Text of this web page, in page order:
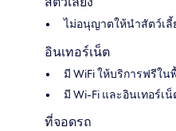
ไม่อนุญาตให้นำสัตว์เลี้
อินเทอร์เน็ต
มี WiFi ให้บริการฟรีใ
มี Wi-Fi และอินเทอร์เ
ที่จอดรถ